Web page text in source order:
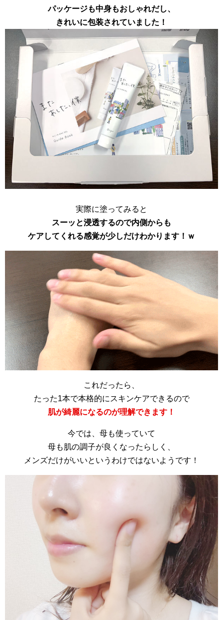
パッケージも中身もおしゃれだし、
きれいに包装されていました！
実際に塗ってみると
スーッと浸透するので内側からも
ケアしてくれる感覚が少しだけわかります！ｗ
これだったら、
たった1本で本格的にスキンケアできるので
肌が綺麗になるのが理解できます！
今では、母も使っていて
母も肌の調子が良くなったらしく、
メンズだけがいいというわけではないようです！